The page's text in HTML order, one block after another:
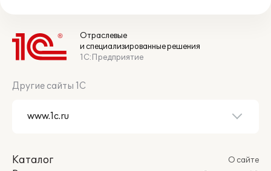
Отраслевые
и специализированные решения
1С:Предприятие
Другие сайты 1С
Каталог
О сайте